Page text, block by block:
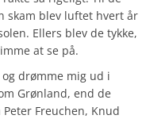
skam blev luftet hvert år
Ellers blev de tykke,
at se på.
og drømme mig ud i
Grønland, end de
Freuchen, Knud